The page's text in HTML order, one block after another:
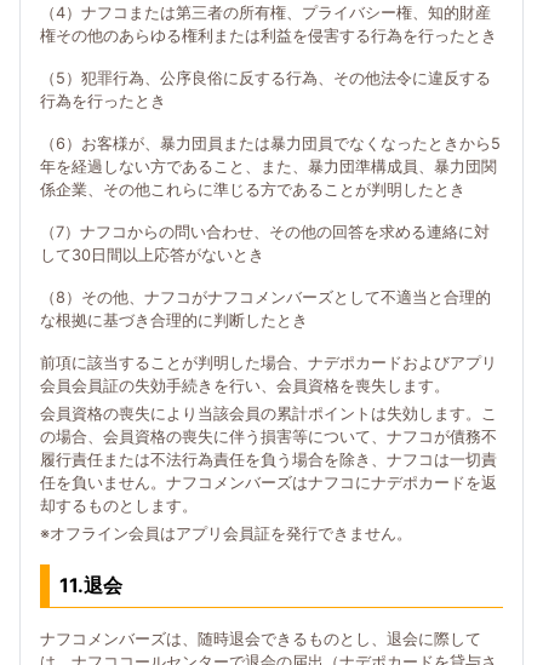
（4）ナフコまたは第三者の所有権、プライバシー権、知的財産
権その他のあらゆる権利または利益を侵害する行為を行ったとき
（5）犯罪行為、公序良俗に反する行為、その他法令に違反する
行為を行ったとき
（6）お客様が、暴力団員または暴力団員でなくなったときから5
年を経過しない方であること、また、暴力団準構成員、暴力団関
係企業、その他これらに準じる方であることが判明したとき
（7）ナフコからの問い合わせ、その他の回答を求める連絡に対
して30日間以上応答がないとき
（8）その他、ナフコがナフコメンバーズとして不適当と合理的
な根拠に基づき合理的に判断したとき
前項に該当することが判明した場合、ナデポカードおよびアプリ
会員会員証の失効手続きを行い、会員資格を喪失します。
会員資格の喪失により当該会員の累計ポイントは失効します。こ
の場合、会員資格の喪失に伴う損害等について、ナフコが債務不
履行責任または不法行為責任を負う場合を除き、ナフコは一切責
任を負いません。ナフコメンバーズはナフコにナデポカードを返
却するものとします。
※オフライン会員はアプリ会員証を発行できません。
11.退会
ナフコメンバーズは、随時退会できるものとし、退会に際して